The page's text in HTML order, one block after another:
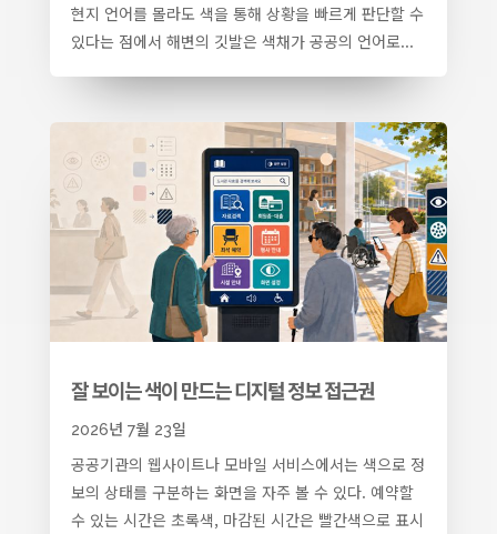
현지 언어를 몰라도 색을 통해 상황을 빠르게 판단할 수
있다는 점에서 해변의 깃발은 색채가 공공의 언어로...
잘 보이는 색이 만드는 디지털 정보 접근권
2026년 7월 23일
공공기관의 웹사이트나 모바일 서비스에서는 색으로 정
보의 상태를 구분하는 화면을 자주 볼 수 있다. 예약할
수 있는 시간은 초록색, 마감된 시간은 빨간색으로 표시